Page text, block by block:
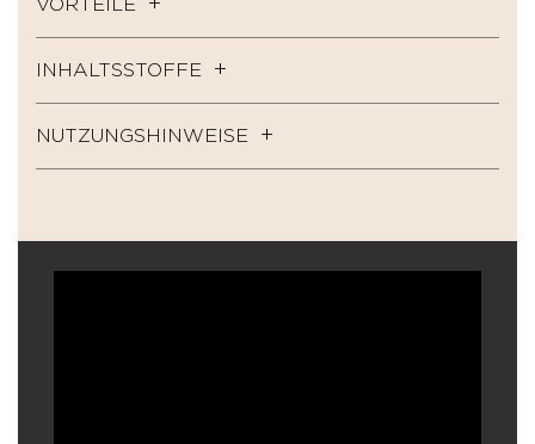
VORTEILE
INHALTSSTOFFE
NUTZUNGSHINWEISE